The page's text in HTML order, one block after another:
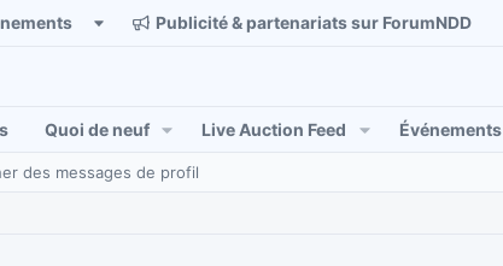
Publicité & partenariats sur ForumNDD
Quoi de neuf Live Auction Feed Événements
des messages de profil